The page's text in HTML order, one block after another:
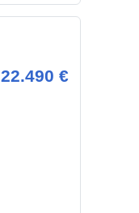
22.490 €